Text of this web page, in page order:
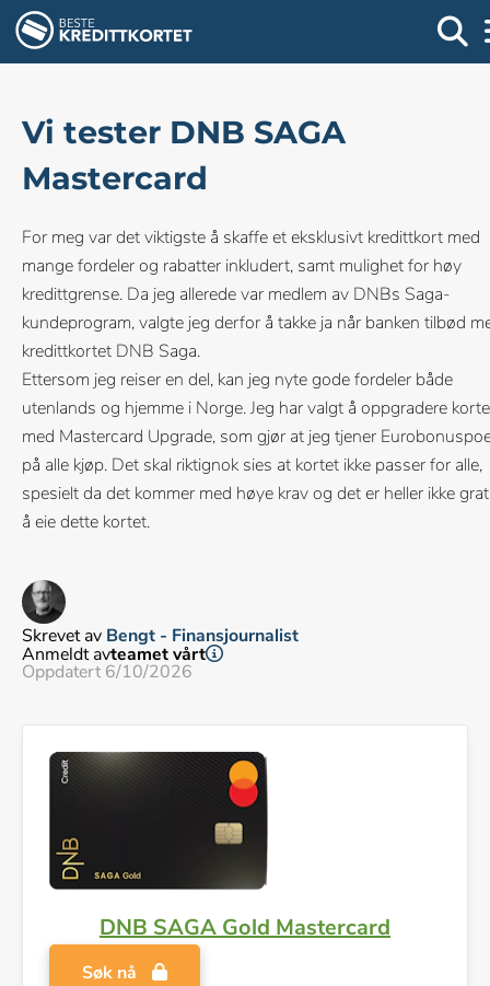
Vi tester DNB SAGA
Mastercard
For meg var det viktigste å skaffe et eksklusivt kredittkort med
mange fordeler og rabatter inkludert, samt mulighet for høy
kredittgrense. Da jeg allerede var medlem av DNBs Saga-
kundeprogram, valgte jeg derfor å takke ja når banken tilbød
kredittkortet DNB Saga.
Ettersom jeg reiser en del, kan jeg nyte gode fordeler både
utenlands og hjemme i Norge. Jeg har valgt å oppgradere
med Mastercard Upgrade, som gjør at jeg tjener
på alle kjøp. Det skal riktignok sies at kortet ikke passer for alle,
spesielt da det kommer med høye krav og det er heller ikke
å eie dette kortet.
Skrevet av Bengt - Finansjournalist
Anmeldt avteamet vårt
Oppdatert 6/10/2026
DNB SAGA Gold Mastercard
Søk nå